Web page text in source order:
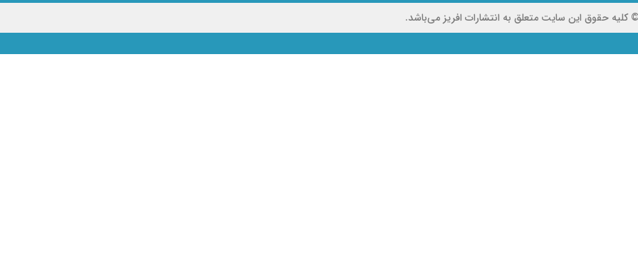
کلیه حقوق این سایت متعلق به انتشارات افریز می‌باشد.